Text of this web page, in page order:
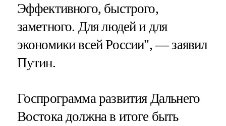
Эффективного, быстрого,
заметного. Для людей и для
экономики всей России", — заявил
Путин.
Госпрограмма развития Дальнего
Востока должна в итоге быть